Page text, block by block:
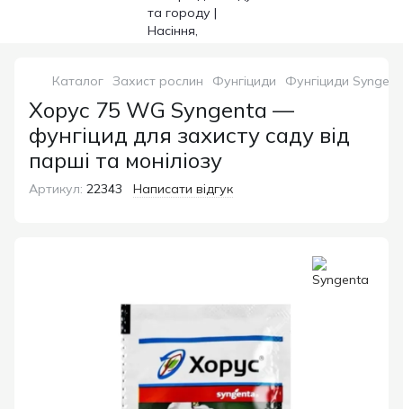
Каталог Захист рослин Фунгіциди Фунгіциди
Хорус 75 WG Syngenta —
фунгіцид для захисту саду від
парші та моніліозу
Артикул: 22343 Написати відгук